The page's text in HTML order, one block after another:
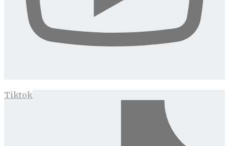
Tiktok